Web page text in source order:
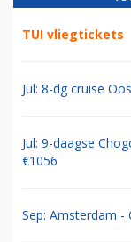
TUI vliegtickets
Jul: 8-dg cruise
Jul: 9-daagse
€1056
Sep: Amsterdam -